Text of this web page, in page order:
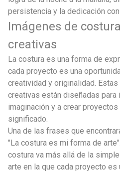
persistencia y la dedicación
Imágenes de
creativas
La costura es una forma de
cada proyecto es una
creatividad y originalidad.
creativas están diseñadas para
imaginación y a crear
significado.
Una de las frases que
"La costura es mi forma de
costura va más allá de la
arte en la que cada proyecto